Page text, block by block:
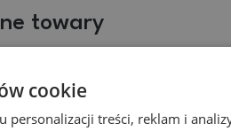
towary
zdjęciecookie
personalizacji treści, reklam i